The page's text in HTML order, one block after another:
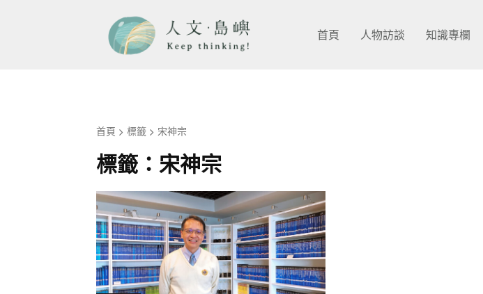
首頁 人物訪談 知識專欄
首頁 標籤 宋神宗
標籤： 宋神宗